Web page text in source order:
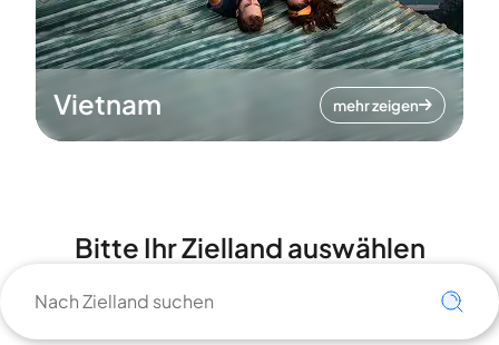
Vietnam mehr zeigen
Bitte Ihr Zielland auswählen